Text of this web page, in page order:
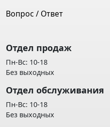
Вопрос / Ответ
Отдел продаж
Пн-Вс: 10-18
Без выходных
Отдел обслуживания
Пн-Вс: 10-18
Без выходных